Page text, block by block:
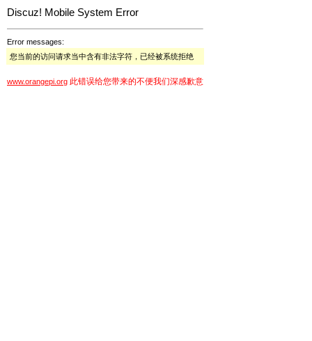
Discuz! Mobile System Error
Error messages:
您当前的访问请求当中含有非法字符，已经被系统拒绝
www.orangepi.org 此错误给您带来的不便我们深感歉意